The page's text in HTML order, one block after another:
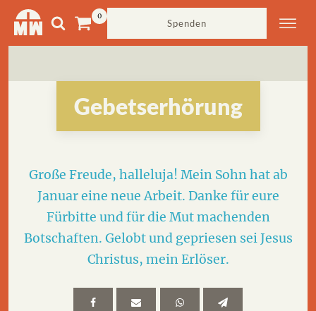
Spenden
Gebetserhörung
Große Freude, halleluja! Mein Sohn hat ab
Januar eine neue Arbeit. Danke für eure
Fürbitte und für die Mut machenden
Botschaften. Gelobt und gepriesen sei Jesus
Christus, mein Erlöser.